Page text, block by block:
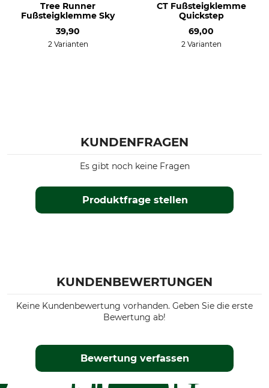
Tree Runner
Fußsteigklemme Sky
39,90
2 Varianten
CT Fußsteigklemme
Quickstep
69,00
2 Varianten
KUNDENFRAGEN
Produktfrage stellen
Es gibt noch keine Fragen
KUNDENBEWERTUNGEN
Keine Kundenbewertung vorhanden. Geben Sie die erste
Bewertung ab!
Bewertung verfassen